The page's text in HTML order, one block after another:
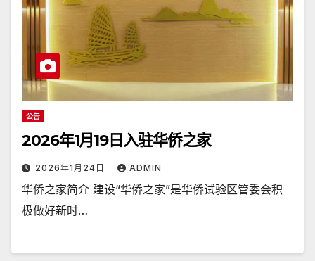
公告
2026年1月19日入驻华侨之家
2026年1月24日 ADMIN
华侨之家简介 建设“华侨之家”是华侨试验区管委会积
极做好新时…